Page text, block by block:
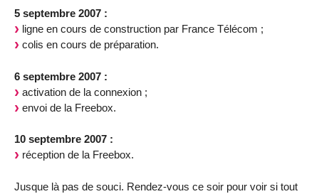
5 septembre 2007 :
ligne en cours de construction par France Télécom ;
colis en cours de préparation.
6 septembre 2007 :
activation de la connexion ;
envoi de la Freebox.
10 septembre 2007 :
réception de la Freebox.
Jusque là pas de souci. Rendez-vous ce soir pour voir si tout